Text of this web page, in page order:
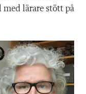
lärare stött på